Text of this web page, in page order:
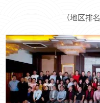
（地区排